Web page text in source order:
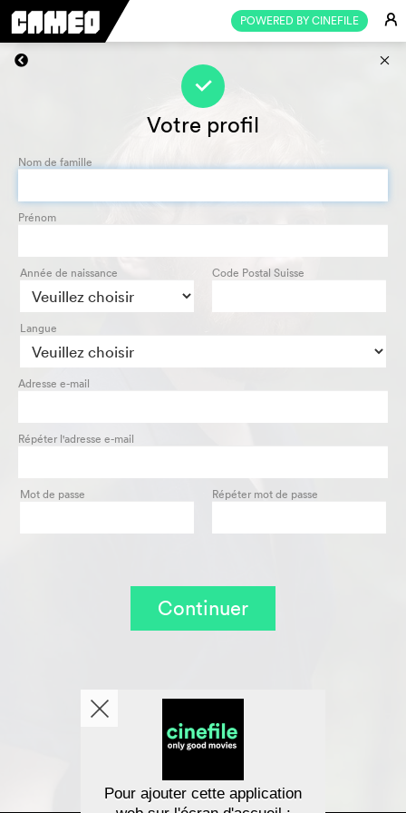
POWERED BY CINEFILE E
f
Votre profil
Nom de famille
Prénom
Année de naissance Code Postal Suisse
Langue
Adresse e-mail
Répéter l'adresse e-mail
Mot de passe Répéter mot de passe
Continuer
s
Pour ajouter cette application